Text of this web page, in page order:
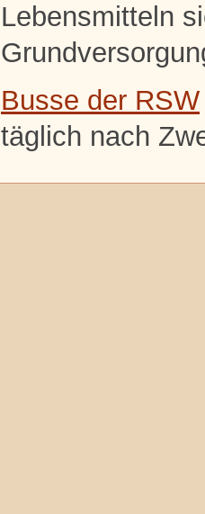
Lebensmitteln
Busse der RSW
täglich nach